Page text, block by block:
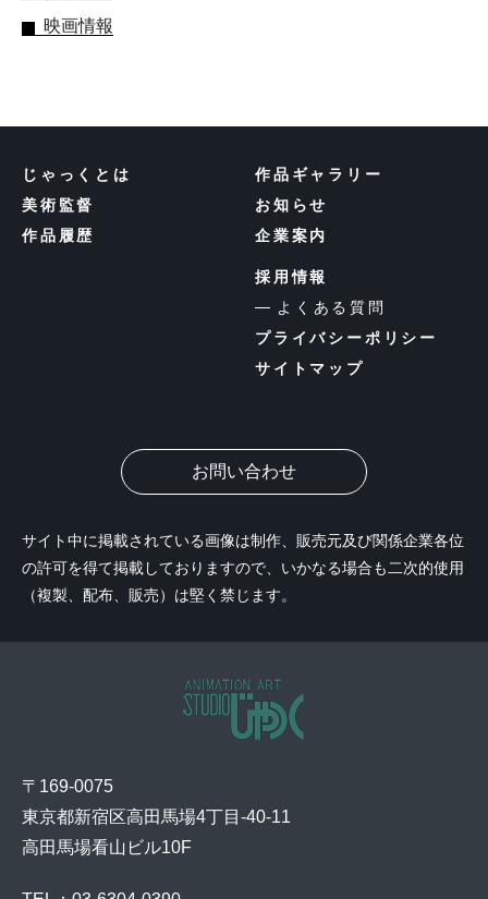
映画情報
〒169-0075
東京都新宿区高田馬場4丁目-40-11
高田馬場看山ビル10F
じゃっくとは
美術監督
作品履歴
作品ギャラリー
お知らせ
企業案内
採用情報
よくある質問
プライバシーポリシー
サイトマップ
お問い合わせ
サイト中に掲載されている画像は制作、販売元及び関係企業各位
の許可を得て掲載しておりますので、いかなる場合も二次的使用
（複製、配布、販売）は堅く禁じます。